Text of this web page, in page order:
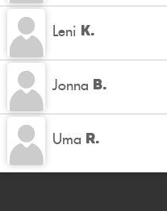
Leni K.
Jonna B.
Uma R.